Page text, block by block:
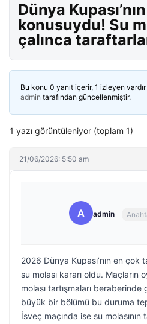
Dünya
konusuydu! Su
çalınca
Bu konu 0 yanıt içerir, 1 izleyen
admin tarafından güncellenmiştir.
1 yazı görüntüleniyor (toplam 1)
21/06/2026: 5:50 am
A admin
2026 Dünya Kupası’nın en çok
su molası kararı oldu. Maçların
molası tartışmaları
büyük bir bölümü bu duruma
İsveç maçında ise su